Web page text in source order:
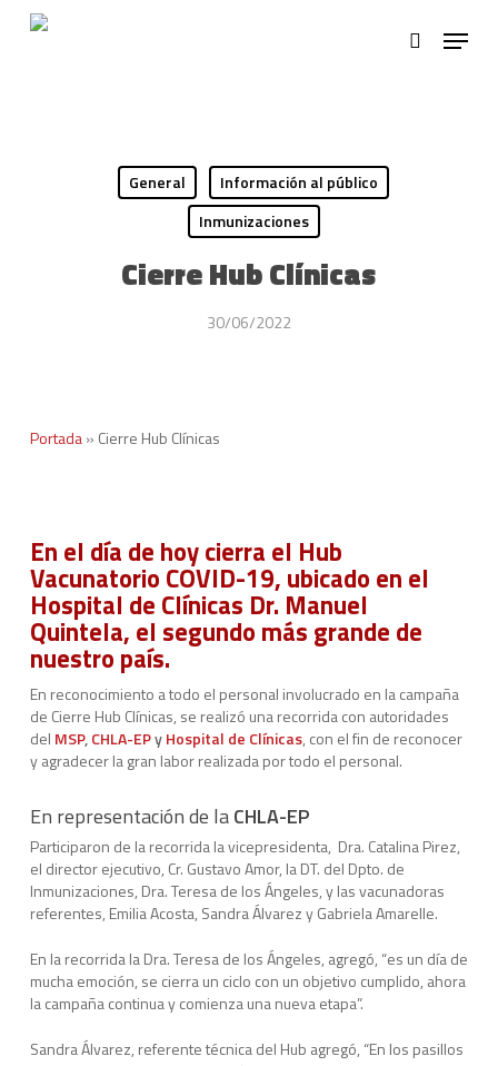
search
Menu
General
Información al público
Inmunizaciones
Cierre Hub Clínicas
30/06/2022
Portada» Cierre Hub Clínicas
En el día de hoy cierra el Hub
Vacunatorio COVID-19, ubicado en el
Hospital de Clínicas Dr. Manuel
Quintela, el segundo más grande de
nuestro país.
En reconocimiento a todo el personal involucrado en la campaña
de Cierre Hub Clínicas, se realizó una recorrida con autoridades
del MSP,CHLA-EPyHospital de Clínicas, con el fin de reconocer
y agradecer la gran labor realizada por todo el personal.
En representación de laCHLA-EP
Participaron de la recorrida la vicepresidenta, Dra. Catalina Pirez,
el director ejecutivo, Cr. Gustavo Amor, la DT. del Dpto. de
Inmunizaciones, Dra. Teresa de los Ángeles, y las vacunadoras
referentes, Emilia Acosta, Sandra Álvarez y Gabriela Amarelle.
En la recorrida la Dra. Teresa de los Ángeles, agregó, “es un día de
mucha emoción, se cierra un ciclo con un objetivo cumplido, ahora
la campaña continua y comienza una nueva etapa”.
Sandra Álvarez, referente técnica del Hub agregó, “En los pasillos